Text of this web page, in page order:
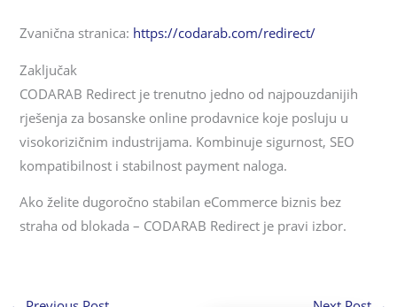
Zvanična stranica: https://codarab.com/redirect/
Zaključak
CODARAB Redirect je trenutno jedno od najpouzdanijih
rješenja za bosanske online prodavnice koje posluju u
visokorizičnim industrijama. Kombinuje sigurnost, SEO
kompatibilnost i stabilnost payment naloga.
Ako želite dugoročno stabilan eCommerce biznis bez
straha od blokada – CODARAB Redirect je pravi izbor.